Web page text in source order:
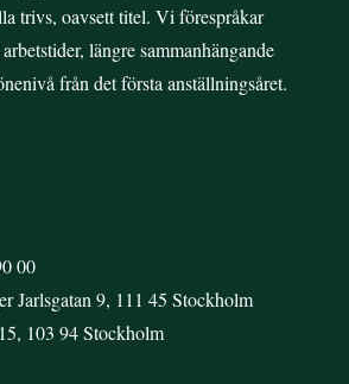
trivs, oavsett titel. Vi förespråkar
längre sammanhängande
från det första anställningsåret.
00
Jarlsgatan 9, 111 45 Stockholm
103 94 Stockholm